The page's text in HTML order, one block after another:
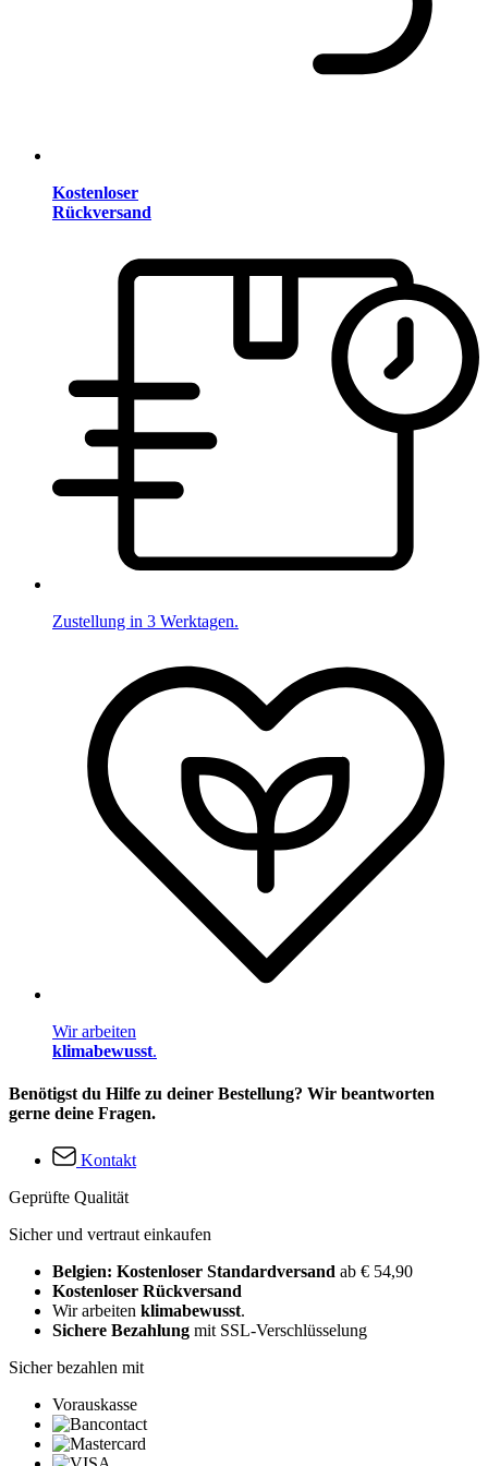
Kostenloser
Rückversand
Zustellung in 3 Werktagen.
Wir arbeiten
klimabewusst.
Benötigst du Hilfe zu deiner Bestellung? Wir beantworten
gerne deine Fragen.
Kontakt
Geprüfte Qualität
Sicher und vertraut einkaufen
Belgien: Kostenloser Standardversand ab € 54,90
Kostenloser Rückversand
Wir arbeiten klimabewusst.
Sichere Bezahlung mit SSL-Verschlüsselung
Sicher bezahlen mit
Vorauskasse